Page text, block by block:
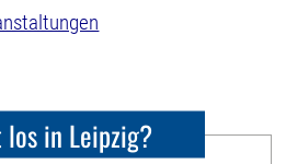
los in Leipzig?